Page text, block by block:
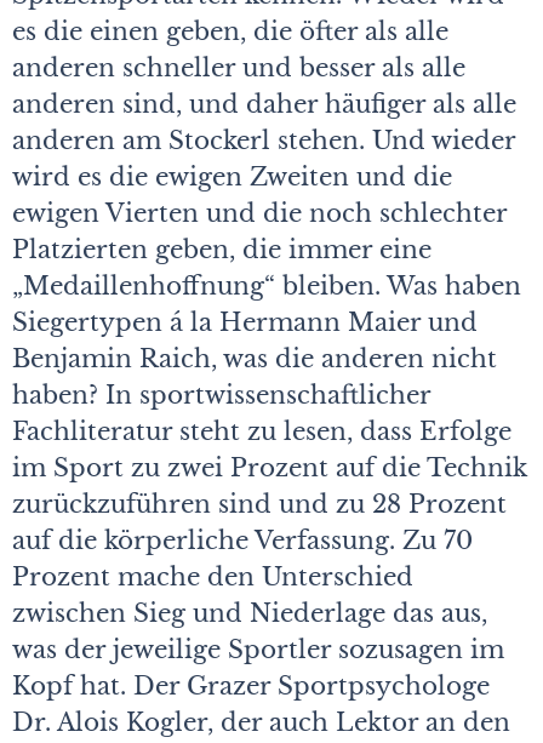
es die einen geben, die öfter als alle
anderen schneller und besser als alle
anderen sind, und daher häufiger als alle
anderen am Stockerl stehen. Und wieder
wird es die ewigen Zweiten und die
ewigen Vierten und die noch schlechter
Platzierten geben, die immer eine
„Medaillenhoffnung“ bleiben. Was haben
Siegertypen á la Hermann Maier und
Benjamin Raich, was die anderen nicht
haben? In sportwissenschaftlicher
Fachliteratur steht zu lesen, dass Erfolge
im Sport zu zwei Prozent auf die Technik
zurückzuführen sind und zu 28 Prozent
auf die körperliche Verfassung. Zu 70
Prozent mache den Unterschied
zwischen Sieg und Niederlage das aus,
was der jeweilige Sportler sozusagen im
Kopf hat. Der Grazer Sportpsychologe
Dr. Alois Kogler, der auch Lektor an den